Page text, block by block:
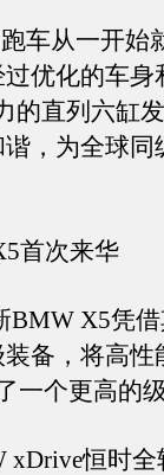
车从一开始
优化的车身
的直列六缸
，为全球同
次来华
X5凭借
备，将高性
一个更高的
恒时全